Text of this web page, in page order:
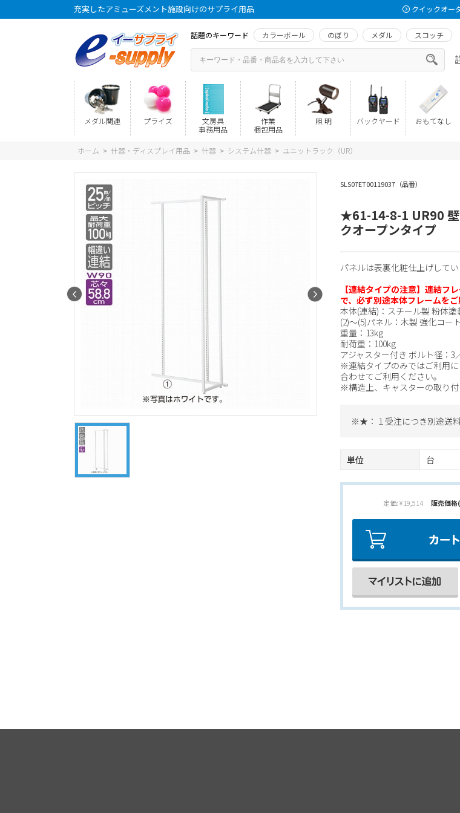
充実したアミューズメント施設向けのサプライ用品 クイックオー
話題のキーワード カラーボール のぼり メダル スコッチ
メダル関連 プライズ
文房具
事務用品
作業
梱包用品
照 明 バックヤード おもてなし
ホーム > 什器・ディスプレイ用品 > 什器 > システム什器 > ユニットラック（UR）
SLS07ET00119037（品番）
★61-14-8-1 UR90 壁
クオープンタイプ
パネルは表裏化粧仕上げしてい
【連結タイプの注意】連結フ
で、必ず別途本体フレームをご
本体(連結)：スチール製 粉体塗
(2)～(5)パネル：木製 強化コー
重量：13kg
耐荷重：100kg
アジャスター付き ボルト径：3
※連結タイプのみではご利用
合わせてご利用ください。
※構造上、キャスターの取り付
※★：１受注につき別途送料
単位 台
定価: ¥19,514 販売価格